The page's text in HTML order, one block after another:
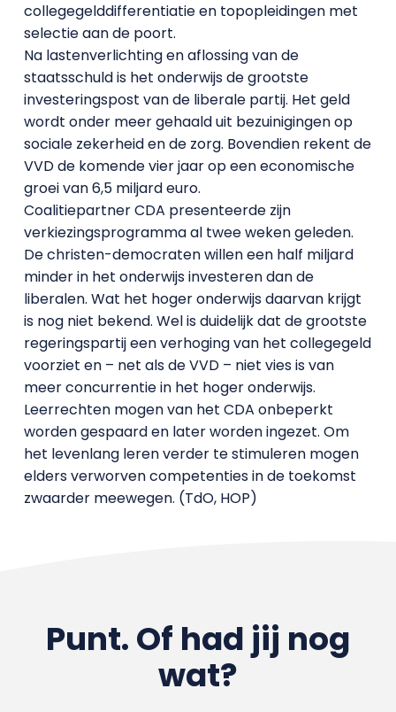
collegegelddifferentiatie en topopleidingen met
selectie aan de poort.
Na lastenverlichting en aflossing van de
staatsschuld is het onderwijs de grootste
investeringspost van de liberale partij. Het geld
wordt onder meer gehaald uit bezuinigingen op
sociale zekerheid en de zorg. Bovendien rekent de
VVD de komende vier jaar op een economische
groei van 6,5 miljard euro.
Coalitiepartner CDA presenteerde zijn
verkiezingsprogramma al twee weken geleden.
De christen-democraten willen een half miljard
minder in het onderwijs investeren dan de
liberalen. Wat het hoger onderwijs daarvan krijgt
is nog niet bekend. Wel is duidelijk dat de grootste
regeringspartij een verhoging van het collegegeld
voorziet en – net als de VVD – niet vies is van
meer concurrentie in het hoger onderwijs.
Leerrechten mogen van het CDA onbeperkt
worden gespaard en later worden ingezet. Om
het levenlang leren verder te stimuleren mogen
elders verworven competenties in de toekomst
zwaarder meewegen. (TdO, HOP)
Punt. Of had jij nog
wat?